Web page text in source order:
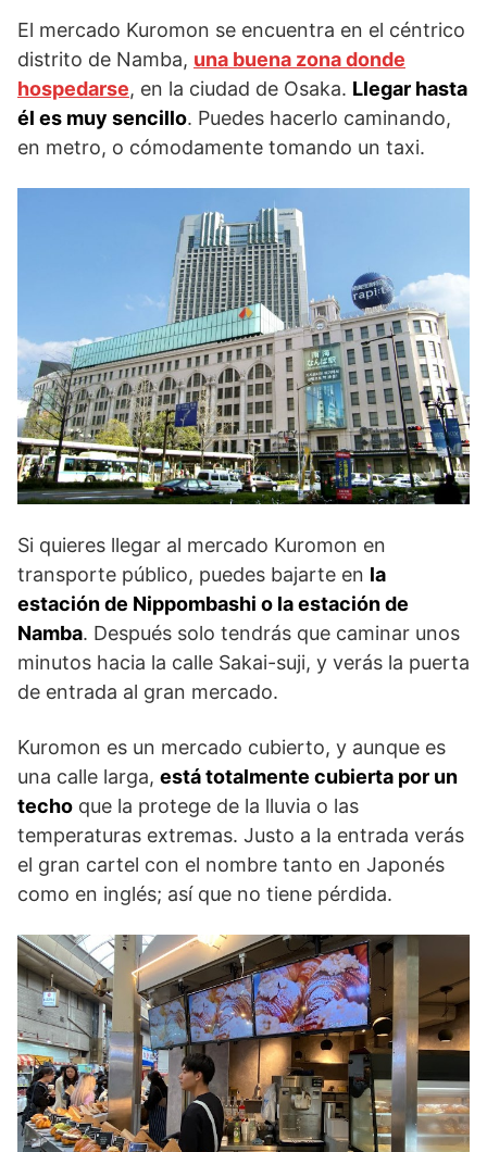
El mercado Kuromon se encuentra en el céntrico
distrito de Namba, una buena zona donde
hospedarse, en la ciudad de Osaka. Llegar hasta
él es muy sencillo. Puedes hacerlo caminando,
en metro, o cómodamente tomando un taxi.
Si quieres llegar al mercado Kuromon en
transporte público, puedes bajarte en la
estación de Nippombashi o la estación de
Namba. Después solo tendrás que caminar unos
minutos hacia la calle Sakai-suji, y verás la puerta
de entrada al gran mercado.
Kuromon es un mercado cubierto, y aunque es
una calle larga, está totalmente cubierta por un
techo que la protege de la lluvia o las
temperaturas extremas. Justo a la entrada verás
el gran cartel con el nombre tanto en Japonés
como en inglés; así que no tiene pérdida.